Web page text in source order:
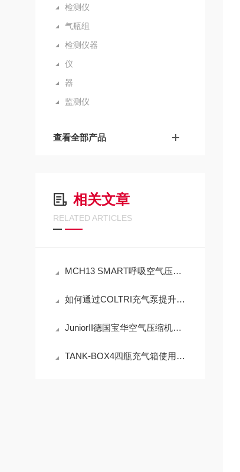
检测仪
气瓶组
检测仪器
仪
器
监测仪
查看全部产品
相关文章
RELATED ARTICLES
MCH13 SMART呼吸空气压缩机进行维护保养的秘籍
如何通过COLTRI充气泵提升气密性检测效率？
JuniorII德国宝华空气压缩机使用方法
TANK-BOX4四瓶充气箱使用技巧